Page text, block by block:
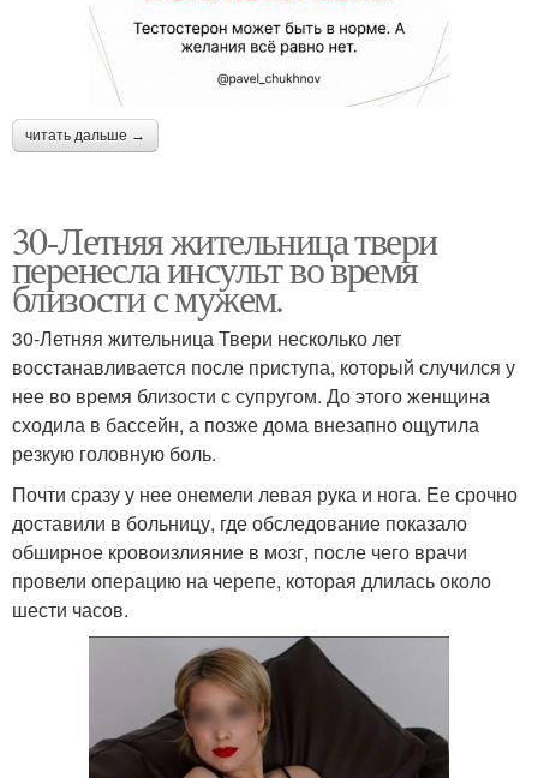
читать дальше →
30-Летняя жительница твери
перенесла инсульт во время
близости с мужем.
30-Летняя жительница Твери несколько лет
восстанавливается после приступа, который случился у
нее во время близости с супругом. До этого женщина
сходила в бассейн, а позже дома внезапно ощутила
резкую головную боль.
Почти сразу у нее онемели левая рука и нога. Ее срочно
доставили в больницу, где обследование показало
обширное кровоизлияние в мозг, после чего врачи
провели операцию на черепе, которая длилась около
шести часов.